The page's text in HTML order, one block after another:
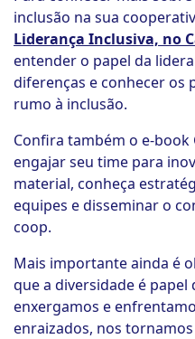
inclusão na sua
Liderança Inclusiva, no
entender o papel da
diferenças e conhecer os
rumo à inclusão.
Confira também o e-book
engajar seu time para
material, conheça
equipes e disseminar o
coop.
Mais importante ainda é
que a diversidade é papel
enxergamos e
enraizados, nos